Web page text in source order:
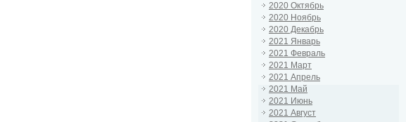
2020 Октябрь
2020 Ноябрь
2020 Декабрь
2021 Январь
2021 Февраль
2021 Март
2021 Апрель
2021 Май
2021 Июнь
2021 Август